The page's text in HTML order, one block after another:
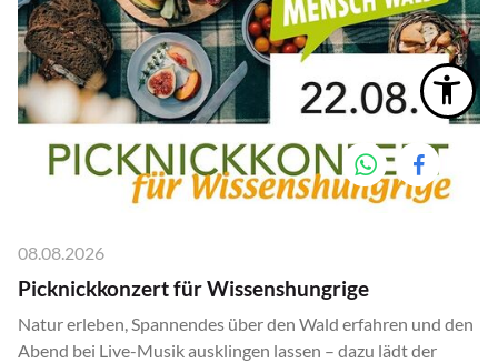
08.08.2026
Picknickkonzert für Wissenshungrige
Natur erleben, Spannendes über den Wald erfahren und den
Abend bei Live-Musik ausklingen lassen – dazu lädt der